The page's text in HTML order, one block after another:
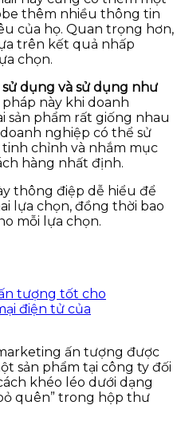
thêm nhiều thông tin
của họ. Quan trọng hơn,
trên kết quả nhấp
chọn.
dụng và sử dụng như
này khi doanh
sản phẩm rất giống nhau
nghiệp có thể sử
chỉnh và nhắm mục
hàng nhất định.
thông điệp dễ hiểu để
lựa chọn, đồng thời bao
mỗi lựa chọn.
ấn tượng được
sản phẩm tại công ty đối
khéo léo dưới dạng
quên” trong hộp thư